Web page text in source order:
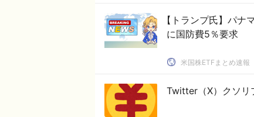
【トランプ氏】パ
に国防費5％要求
米国株ETFまとめ速報
Twitter（X）クソリ